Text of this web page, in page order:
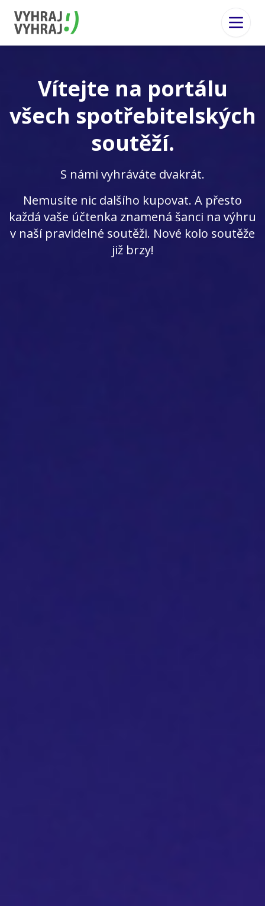
Vítejte na portálu
všech spotřebitelských
soutěží.
S námi vyhráváte dvakrát.
Nemusíte nic dalšího kupovat. A přesto
každá vaše účtenka znamená šanci na výhru
v naší pravidelné soutěži. Nové kolo soutěže
již brzy!